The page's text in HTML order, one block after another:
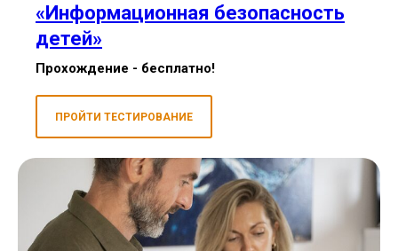
«Информационная безопасность
детей»
Прохождение - бесплатно!
ПРОЙТИ ТЕСТИРОВАНИЕ